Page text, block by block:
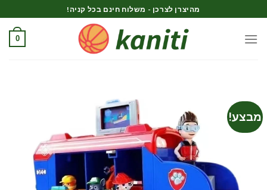
to
content
מהיצרן לצרכן - משלוח חינם בכל קניה!
0
מבצע!